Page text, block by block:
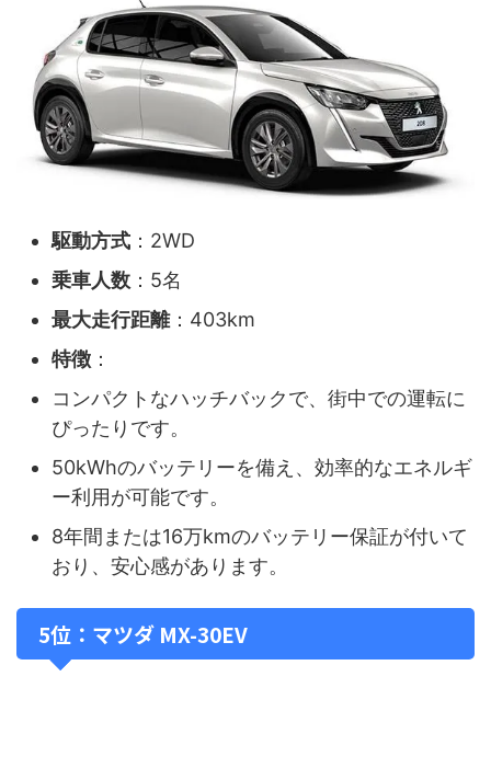
駆動方式 ：2WD
乗車人数 ：5名
最大走行距離：403km
特徴 ：
コンパクトなハッチバックで、街中での運転に
ぴったりです。
50kWhのバッテリーを備え、効率的なエネルギ
ー利用が可能です。
8年間または16万kmのバッテリー保証が付いて
おり、安心感があります。
5位：マツダ MX-30EV